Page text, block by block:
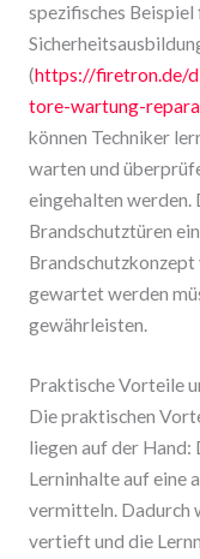
spezifisches
(https://firetron.de/
tore-wartung-
können Techniker
warten und
eingehalten werden.
Brandschutztüren
gewartet werden
gewährleisten.
Praktische Vorteile
Die praktischen
liegen auf der Hand:
Lerninhalte auf eine
vermitteln. Dadurch
vertieft und die